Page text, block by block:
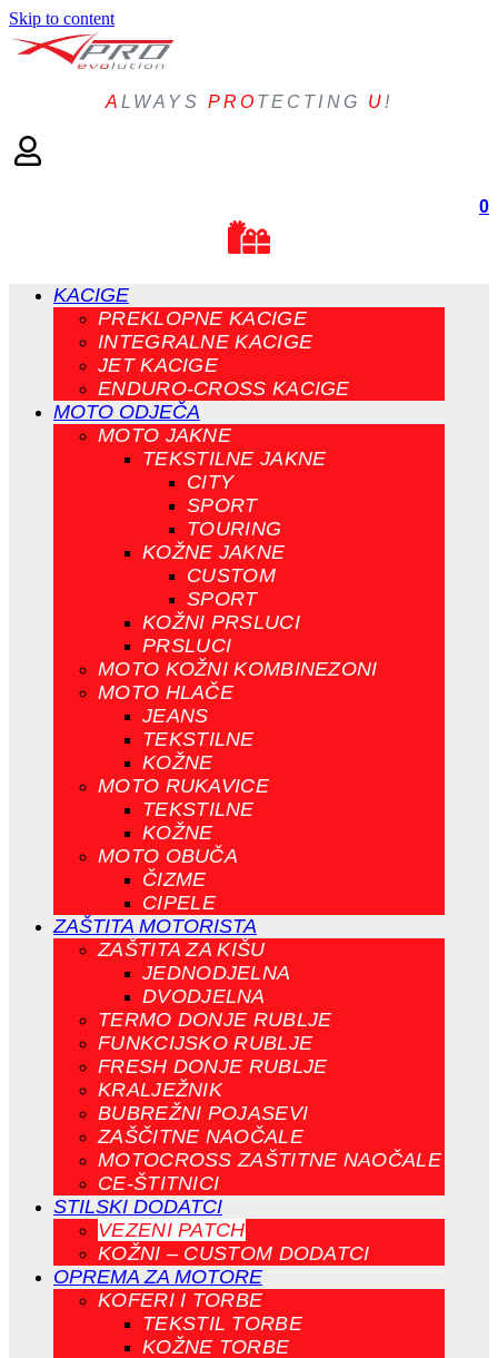
Skip to content
ALWAYS PRO TECTING U!
0
KACIGE
PREKLOPNE KACIGE
INTEGRALNE KACIGE
JET KACIGE
ENDURO-CROSS KACIGE
MOTO ODJEČA
MOTO JAKNE
TEKSTILNE JAKNE
CITY
SPORT
TOURING
KOŽNE JAKNE
CUSTOM
SPORT
KOŽNI PRSLUCI
PRSLUCI
MOTO KOŽNI KOMBINEZONI
MOTO HLAČE
JEANS
TEKSTILNE
KOŽNE
MOTO RUKAVICE
TEKSTILNE
KOŽNE
MOTO OBUČA
ČIZME
CIPELE
ZAŠTITA MOTORISTA
ZAŠTITA ZA KIŠU
JEDNODJELNA
DVODJELNA
TERMO DONJE RUBLJE
FUNKCIJSKO RUBLJE
FRESH DONJE RUBLJE
KRALJEŽNIK
BUBREŽNI POJASEVI
ZAŠČITNE NAOČALE
MOTOCROSS ZAŠTITNE NAOČALE
CE-ŠTITNICI
STILSKI DODATCI
VEZENI PATCH
KOŽNI – CUSTOM DODATCI
OPREMA ZA MOTORE
KOFERI I TORBE
TEKSTIL TORBE
KOŽNE TORBE